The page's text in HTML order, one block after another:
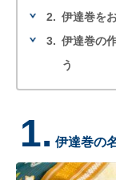
2. 伊達巻を
3. 伊達巻の
う
1. 伊達巻の